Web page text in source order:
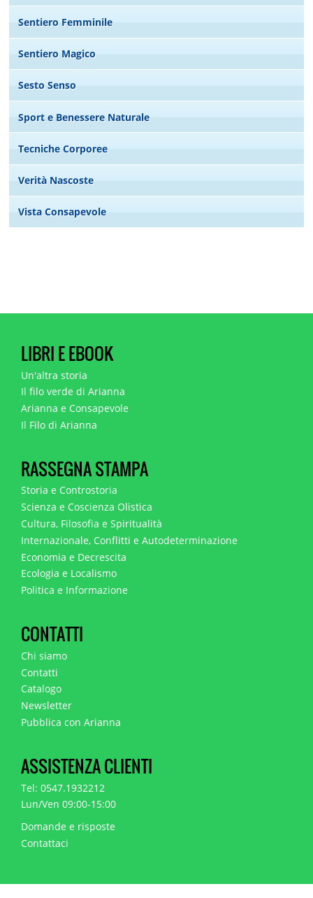
Sentiero Femminile
Sentiero Magico
Sesto Senso
Sport e Benessere Naturale
Tecniche Corporee
Verità Nascoste
Vista Consapevole
LIBRI E EBOOK
Un'altra storia
Il filo verde di Arianna
Arianna e Consapevole
Il Filo di Arianna
RASSEGNA STAMPA
Storia e Controstoria
Scienza e Coscienza Olistica
Cultura, Filosofia e Spiritualità
Internazionale, Conflitti e Autodeterminazione
Economia e Decrescita
Ecologia e Localismo
Politica e Informazione
CONTATTI
Chi siamo
Contatti
Catalogo
Newsletter
Pubblica con Arianna
ASSISTENZA CLIENTI
Tel: 0547.1932212
Lun/Ven 09:00-15:00
Domande e risposte
Contattaci